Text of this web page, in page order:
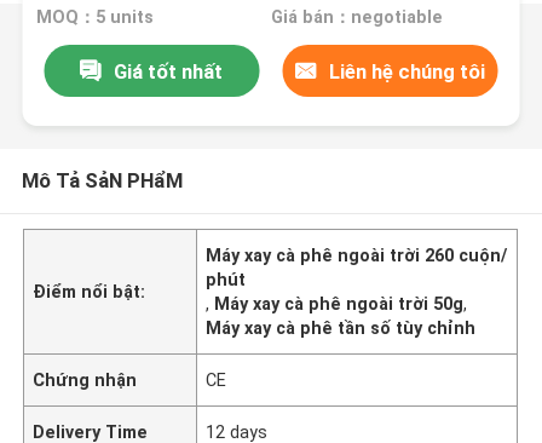
MOQ：5 units Giá bán：negotiable
Giá tốt nhất Liên hệ chúng tôi
Mô Tả SảN PHẩM
Điểm nổi bật:
Máy xay cà phê ngoài trời 260 cuộn/
phút
, Máy xay cà phê ngoài trời 50g,
Máy xay cà phê tần số tùy chỉnh
Chứng nhận CE
Delivery Time 12 days